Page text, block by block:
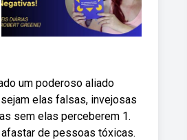
um poderoso aliado
elas falsas, invejosas
sem elas perceberem 1.
de pessoas tóxicas.